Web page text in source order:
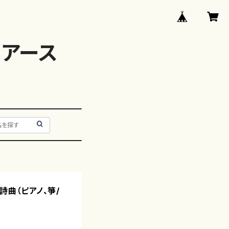
ース
（ピアノ、箏/